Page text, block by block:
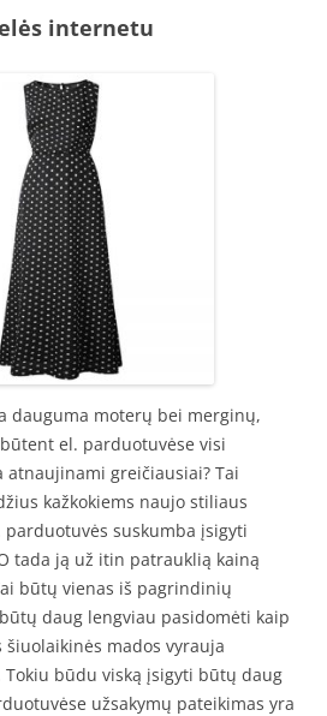
internetu
dauguma moterų bei merginų,
el. parduotuvėse visi
greičiausiai? Tai
kažkokiems naujo stiliaus
parduotuvės suskumba įsigyti
tada ją už itin patrauklią kainą
būtų vienas iš pagrindinių
daug lengviau pasidomėti kaip
šiuolaikinės mados vyrauja
būdu viską įsigyti būtų daug
užsakymų pateikimas yra